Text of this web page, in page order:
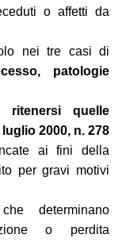
o affetti da
nei tre casi di
patologie
ritenersi quelle
2000, n. 278
ai fini della
per gravi motivi
determinano
o perdita